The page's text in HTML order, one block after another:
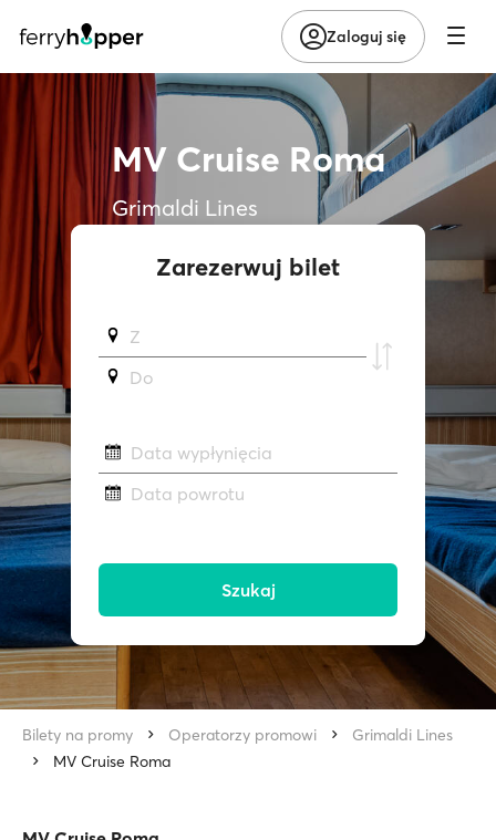
Zaloguj się
MV Cruise Roma
Grimaldi Lines
Zarezerwuj bilet
Z
Do
Data wypłynięcia
Data powrotu
Szukaj
Bilety na promy Operatorzy promowi
Grimaldi Lines
MV Cruise Roma